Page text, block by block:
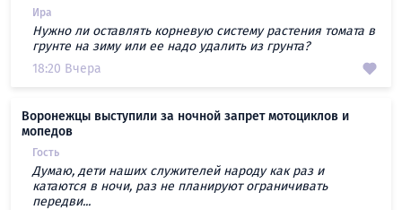
Ира
Нужно ли оставлять корневую систему растения томата в
грунте на зиму или ее надо удалить из грунта?
18:20 Вчера
Воронежцы выступили за ночной запрет мотоциклов и
мопедов
Гость
Думаю, дети наших служителей народу как раз и
катаются в ночи, раз не планируют ограничивать
передви...